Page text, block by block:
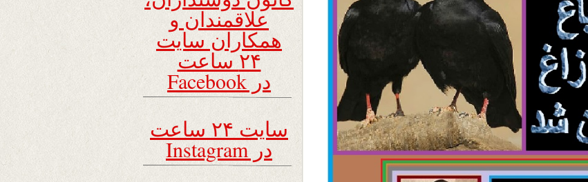
علاقمندان و
همکاران سایت
۲۴ ساعت
در Facebook
سایت ۲۴ ساعت
در Instagram